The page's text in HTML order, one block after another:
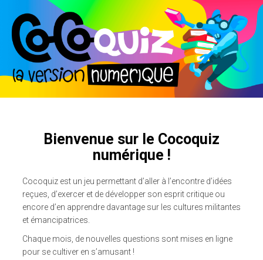
Bienvenue sur le Cocoquiz
numérique !
Cocoquiz est un jeu permettant d’aller à l’encontre d’idées
reçues, d’exercer et de développer son esprit critique ou
encore d’en apprendre davantage sur les cultures militantes
et émancipatrices.
Chaque mois, de nouvelles questions sont mises en ligne
pour se cultiver en s’amusant !